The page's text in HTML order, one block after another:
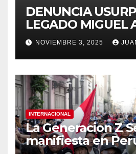
DENUNCIA
LEGADO MIGUEL
APONTE VIGUERA
NOVIEMBRE 3, 2025
INTERNACIONAL
La Generacion Z
manifiesta en